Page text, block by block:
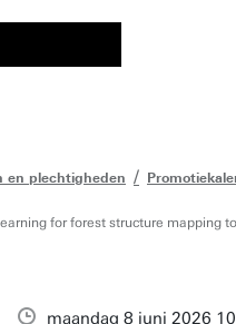
en plechtigheden
for forest structure mapping
maandag 8 juni 2026